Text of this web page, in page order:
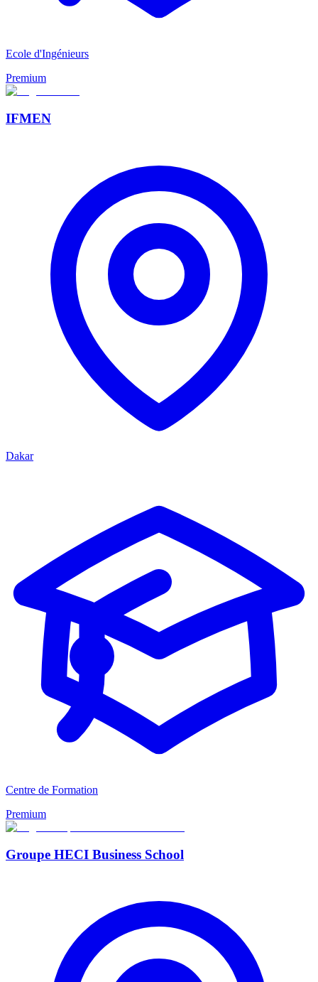
Ecole d'Ingénieurs
Premium
IFMEN
Dakar
Centre de Formation
Premium
Groupe HECI Business School